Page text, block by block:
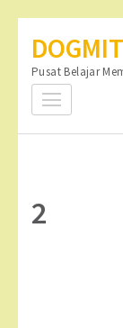
konten
(Tekan
Pusat Belajar
2